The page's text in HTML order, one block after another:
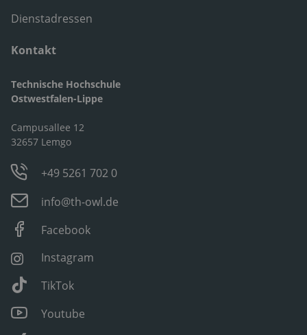
Dienstadressen
Kontakt
Technische Hochschule
Ostwestfalen-Lippe
Campusallee 12
32657 Lemgo
+49 5261 702 0
info@th-owl.de
Facebook
Instagram
TikTok
Youtube